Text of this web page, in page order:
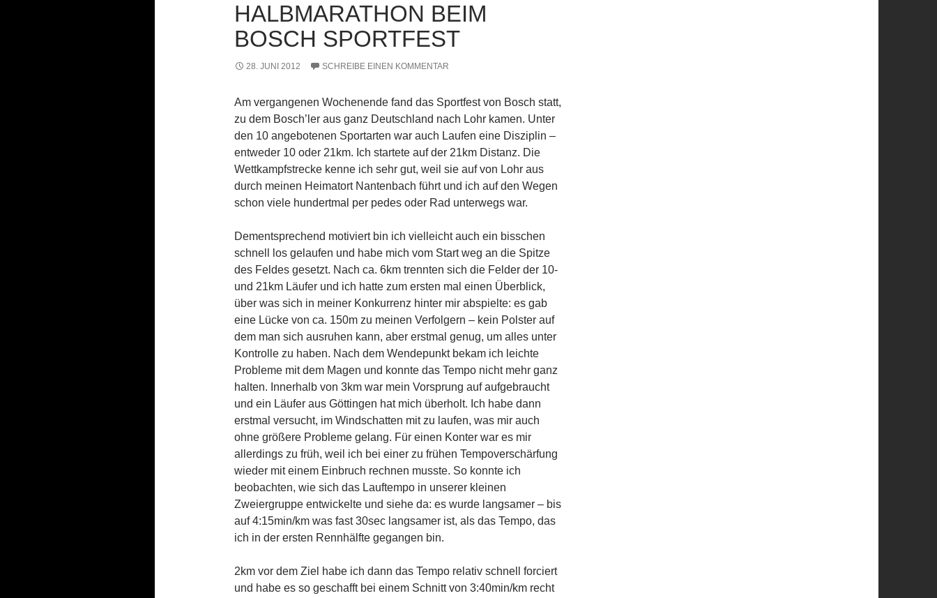
HALBMARATHON BEIM
BOSCH SPORTFEST
28. JUNI 2012 SCHREIBE EINEN KOMMENTAR
Am vergangenen Wochenende fand das Sportfest von Bosch statt,
zu dem Bosch’ler aus ganz Deutschland nach Lohr kamen. Unter
den 10 angebotenen Sportarten war auch Laufen eine Disziplin –
entweder 10 oder 21km. Ich startete auf der 21km Distanz. Die
Wettkampfstrecke kenne ich sehr gut, weil sie auf von Lohr aus
durch meinen Heimatort Nantenbach führt und ich auf den Wegen
schon viele hundertmal per pedes oder Rad unterwegs war.
Dementsprechend motiviert bin ich vielleicht auch ein bisschen
schnell los gelaufen und habe mich vom Start weg an die Spitze
des Feldes gesetzt. Nach ca. 6km trennten sich die Felder der 10-
und 21km Läufer und ich hatte zum ersten mal einen Überblick,
über was sich in meiner Konkurrenz hinter mir abspielte: es gab
eine Lücke von ca. 150m zu meinen Verfolgern – kein Polster auf
dem man sich ausruhen kann, aber erstmal genug, um alles unter
Kontrolle zu haben. Nach dem Wendepunkt bekam ich leichte
Probleme mit dem Magen und konnte das Tempo nicht mehr ganz
halten. Innerhalb von 3km war mein Vorsprung auf aufgebraucht
und ein Läufer aus Göttingen hat mich überholt. Ich habe dann
erstmal versucht, im Windschatten mit zu laufen, was mir auch
ohne größere Probleme gelang. Für einen Konter war es mir
allerdings zu früh, weil ich bei einer zu frühen Tempoverschärfung
wieder mit einem Einbruch rechnen musste. So konnte ich
beobachten, wie sich das Lauftempo in unserer kleinen
Zweiergruppe entwickelte und siehe da: es wurde langsamer – bis
auf 4:15min/km was fast 30sec langsamer ist, als das Tempo, das
ich in der ersten Rennhälfte gegangen bin.
2km vor dem Ziel habe ich dann das Tempo relativ schnell forciert
und habe es so geschafft bei einem Schnitt von 3:40min/km recht